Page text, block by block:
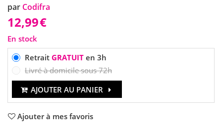
par Codifra
12,99€
En stock
Retrait GRATUITen 3h
Livré à domicile sous 72h
AJOUTER AU PANIER
Ajouter à mes favoris